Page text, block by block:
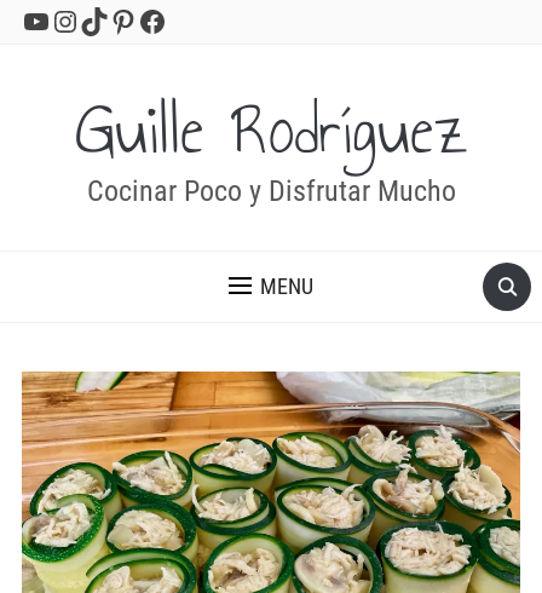
YouTube
Instagram
TikTok
Pinterest
Facebook
Guille Rodríguez
Cocinar Poco y Disfrutar Mucho
MENU